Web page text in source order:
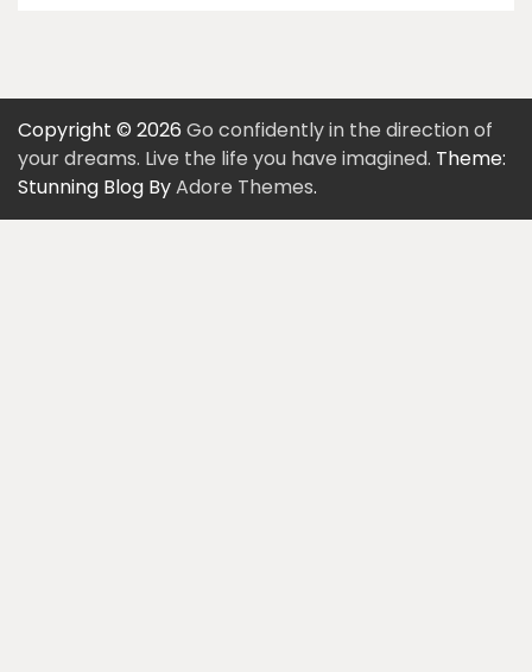
Copyright © 2026 Go confidently in the direction of
your dreams. Live the life you have imagined. Theme:
Stunning Blog ByAdore Themes.